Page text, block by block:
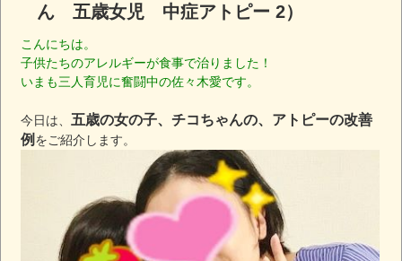
ん 五歳女児 中症アトピー 2）
こんにちは。
子供たちのアレルギーが食事で治りました！
いまも三人育児に奮闘中の佐々木愛です。
今日は、 五歳の女の子、チコちゃんの、アトピーの改善
例 をご紹介します。